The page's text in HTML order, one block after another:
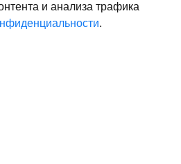
и анализа трафика
.